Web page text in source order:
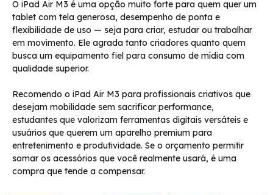
O iPad Air M3 é uma opção muito forte para quem quer um
tablet com tela generosa, desempenho de ponta e
flexibilidade de uso — seja para criar, estudar ou trabalhar
em movimento. Ele agrada tanto criadores quanto quem
busca um equipamento fiel para consumo de mídia com
qualidade superior.
Recomendo o iPad Air M3 para profissionais criativos que
desejam mobilidade sem sacrificar performance,
estudantes que valorizam ferramentas digitais versáteis e
usuários que querem um aparelho premium para
entretenimento e produtividade. Se o orçamento permitir
somar os acessórios que você realmente usará, é uma
compra que tende a compensar.